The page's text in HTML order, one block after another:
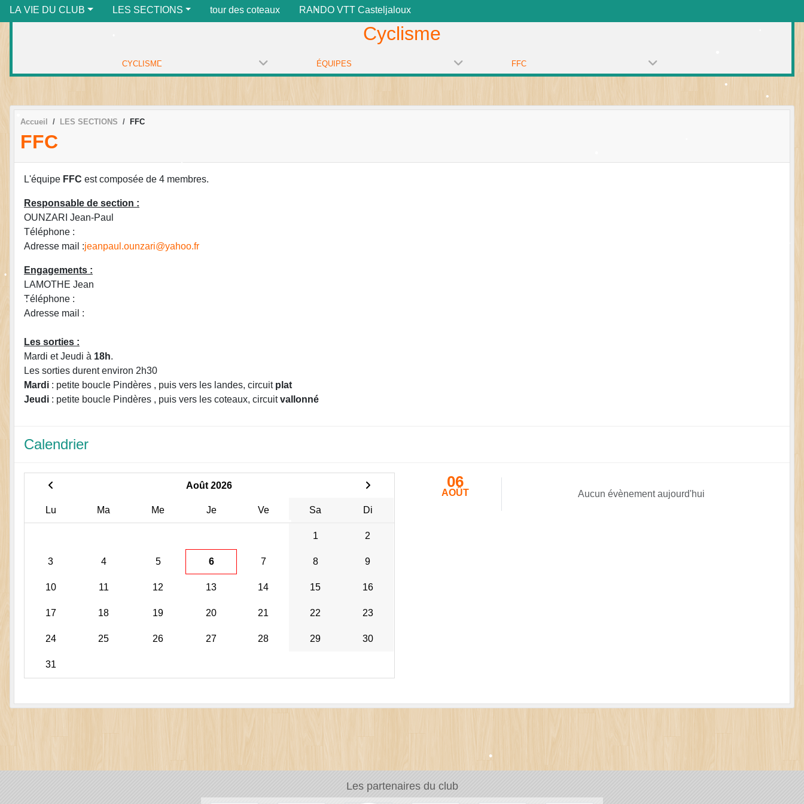
LA VIE DU CLUB LES SECTIONS tour des coteaux RANDO VTT Casteljaloux
Cyclisme
CYCLISME ÉQUIPES FFC
Accueil LES SECTIONS FFC
FFC
L'équipe FFC est composée de 4 membres.
Responsable de section :
OUNZARI Jean-Paul
Téléphone :
Adresse mail :jeanpaul.ounzari@yahoo.fr
Engagements :
LAMOTHE Jean
Téléphone :
Adresse mail :
Les sorties :
Mardi et Jeudi à 18h.
Les sorties durent environ 2h30
Mardi : petite boucle Pindères , puis vers les landes, circuitplat
Jeudi : petite boucle Pindères , puis vers les coteaux, circuitvallonné
Calendrier
Août 2026
Lu Ma Me Je Ve Sa Di
1 2
3 4 5 6 7 8 9
10 11 12 13 14 15 16
17 18 19 20 21 22 23
24 25 26 27 28 29 30
31
06
AOÛT Aucun évènement aujourd'hui
Les partenaires du club
•
•
•
•
•
•